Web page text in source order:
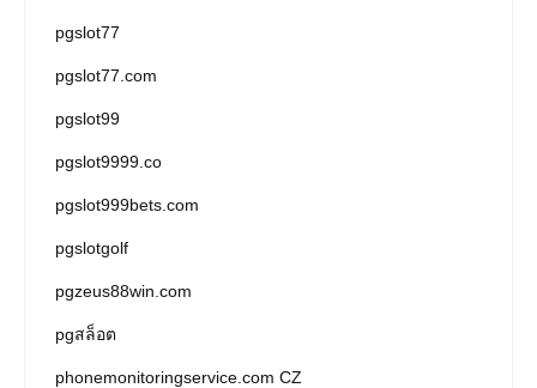
pgslot77
pgslot77.com
pgslot99
pgslot9999.co
pgslot999bets.com
pgslotgolf
pgzeus88win.com
pgสล็อต
phonemonitoringservice.com CZ